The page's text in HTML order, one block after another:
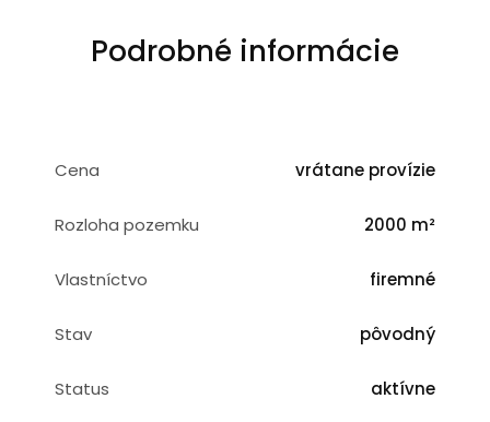
Podrobné informácie
Cena vrátane provízie
Rozloha pozemku 2000 m²
Vlastníctvo firemné
Stav pôvodný
Status aktívne